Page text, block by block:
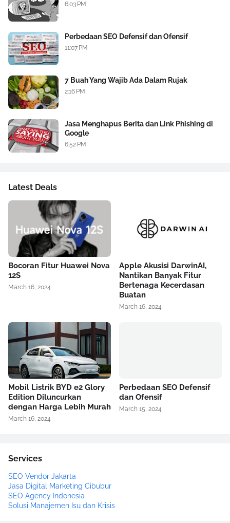
6:03 PM
Perbedaan SEO Defensif dan Ofensif
11:07 PM
7 Buah Yang Wajib Ada Dalam Rujak
2:16 PM
Jasa Menghapus Berita dan Link Phishing di
Google
6:52 PM
Latest Deals
Bocoran Fitur Huawei Nova
12S
March 16, 2024
Apple Akusisi DarwinAI,
Nantikan Banyak Fitur
Bertenaga Kecerdasan
Buatan
March 16, 2024
Mobil Listrik BYD e2 Glory
Edition Diluncurkan
dengan Harga Lebih Murah
March 16, 2024
Perbedaan SEO Defensif
dan Ofensif
March 15, 2024
Services
SEO Vendor Jakarta
Jasa Digital Marketing Cibubur
SEO Agency Indonesia
Solusi Manajemen Isu dan Krisis